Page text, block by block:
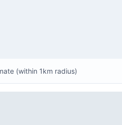
(within 1km radius)